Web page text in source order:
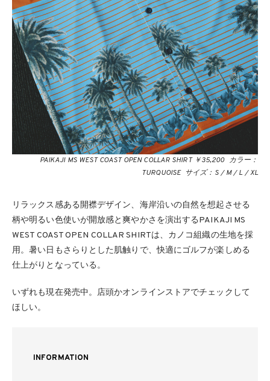
PAIKAJI MS WEST COAST OPEN COLLAR SHIRT ￥35,200 カラー：
TURQUOISE サイズ：S / M / L / XL
リラックス感ある開襟デザイン、海岸沿いの自然を想起させる
柄や明るい色使いが開放感と爽やかさを演出するPAIKAJI MS
WEST COAST OPEN COLLAR SHIRTは、カノコ組織の生地を採
用。暑い日もさらりとした肌触りで、快適にゴルフが楽しめる
仕上がりとなっている。
いずれも現在発売中。店頭かオンラインストアでチェックして
ほしい。
INFORMATION